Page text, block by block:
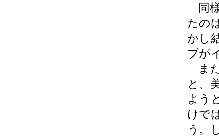
同
たの
かし
ブが
ま
と、
よう
けで
う。